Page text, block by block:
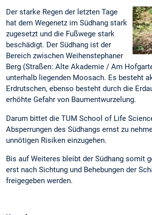
Der starke Regen der letzten Tage
hat dem Wegenetz im Südhang stark
zugesetzt und die Fußwege stark
beschädigt. Der Südhang ist der
Bereich zwischen Weihenstephaner
Berg (Straßen: Alte Akademie / Am
unterhalb liegenden Moosach. Es besteht
Erdrutschen, ebenso besteht durch die
erhöhte Gefahr von Baumentwurzelung.
Darum bittet die TUM School of Life
Absperrungen des Südhangs ernst zu
unnötigen Risiken einzugehen.
Bis auf Weiteres bleibt der Südhang somit
erst nach Sichtung und Behebungen der
freigegeben werden.